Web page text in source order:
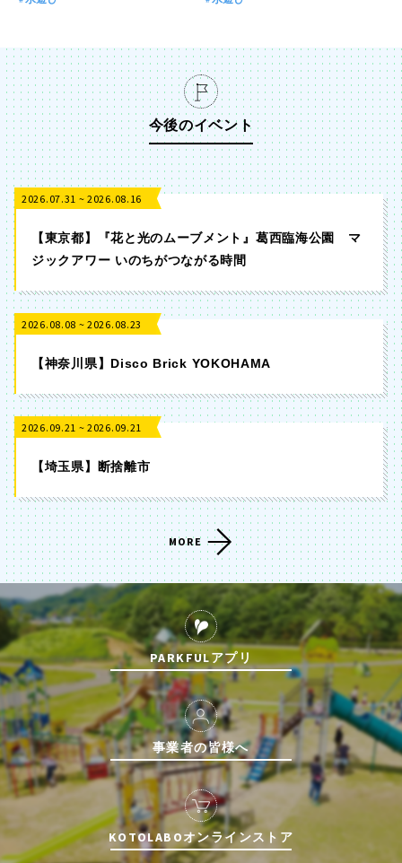
今後のイベント
2026.07.31 ~ 2026.08.16
【東京都】『花と光のムーブメント』葛西臨海公園 マ
ジックアワー いのちがつながる時間
2026.08.08 ~ 2026.08.23
【神奈川県】Disco Brick YOKOHAMA
2026.09.21 ~ 2026.09.21
【埼玉県】断捨離市
MORE
PARKFULアプリ
事業者の皆様へ
KOTOLABOオンラインストア